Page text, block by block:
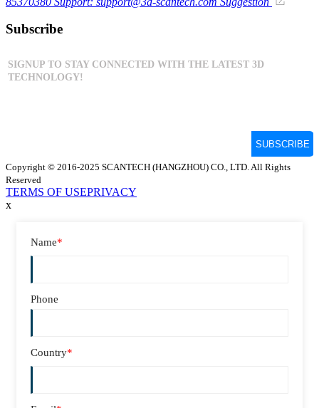
Subscribe
Copyright © 2016-2025 SCANTECH (HANGZHOU) CO., LTD. All Rights
Reserved
TERMS OF USEPRIVACY
x
Name*
Phone
Country*